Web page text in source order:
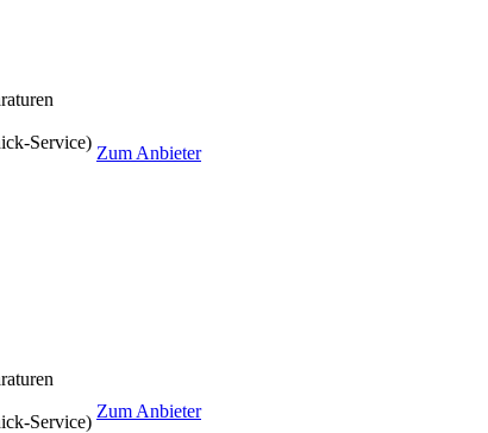
Service)
Zum Anbieter
Service)
Zum Anbieter